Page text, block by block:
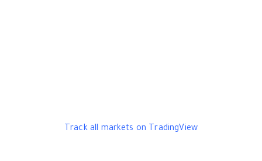
Track all markets on TradingView